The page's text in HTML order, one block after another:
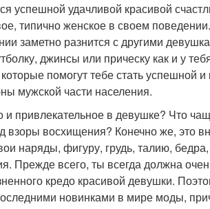
успешной удачливой красивой
типично женское в своем
заметно разнится с другими
джинсы или прическу как и у
помогут тебе стать успешной
мужской части населения.
привлекательное в девушке? Что
взоры восхищения? Конечно же, это
наряды, фигуру, грудь, талию,
Прежде всего, ты всегда должна
кредо красивой девушки.
новинками в мире моды,